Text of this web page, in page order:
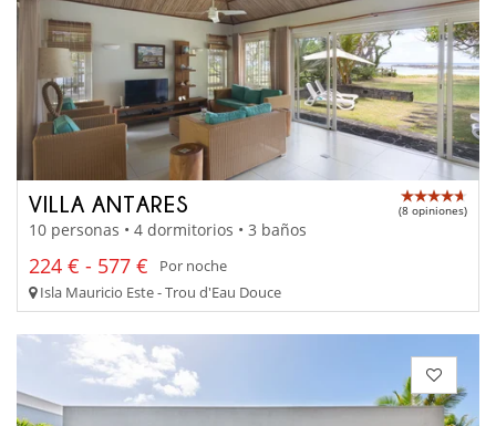
VILLA ANTARES (8 opiniones)
10 personas • 4 dormitorios • 3 baños
224 € - 577 €
Por noche
Isla Mauricio Este - Trou d'Eau Douce